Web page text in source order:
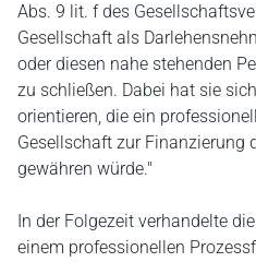
Abs. 9 lit. f des
Gesellschaft als
oder diesen nahe stehenden
zu schließen. Dabei hat sie
orientieren, die ein
Gesellschaft zur Finanzierung
gewähren würde."
In der Folgezeit verhandelte
einem professionellen